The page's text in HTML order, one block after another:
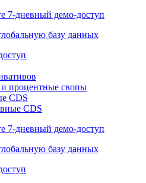
7-дневный демо-доступ
базу данных
процентные свопы
CDS
CDS
7-дневный демо-доступ
базу данных